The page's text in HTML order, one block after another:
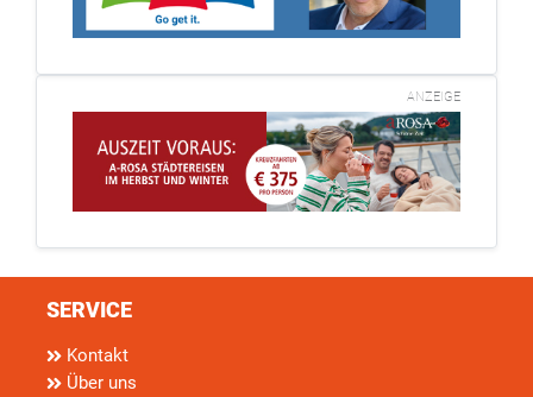
ANZEIGE
SERVICE
Kontakt
Über uns